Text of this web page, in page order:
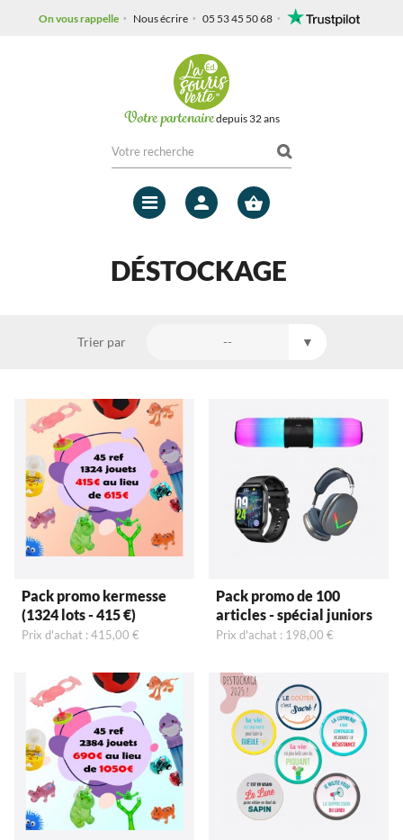
On vous rappelle Nous écrire 05 53 45 50 68
Votre partenairedepuis 32 ans
Mon
DÉSTOCKAGE
Trier par --
Pack promo kermesse
(1324 lots - 415 €)
Prix d'achat : 415,00 €
Pack promo de 100
articles - spécial juniors
Prix d'achat : 198,00 €